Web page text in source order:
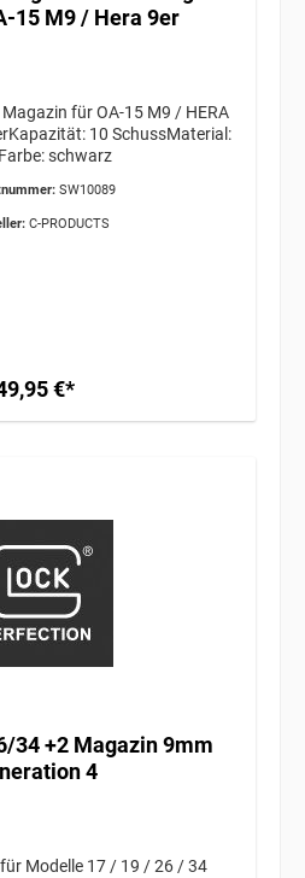
15 M9 / Hera 9er
für OA-15 M9 / HERA
10 SchussMaterial:
schwarz
SW10089
C-PRODUCTS
€*
34 +2 Magazin 9mm
4
Modelle 17 / 19 / 26 / 34